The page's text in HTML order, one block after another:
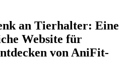
an⁤ Tierhalter: Eine‌
Website ‌für
von AniFit-